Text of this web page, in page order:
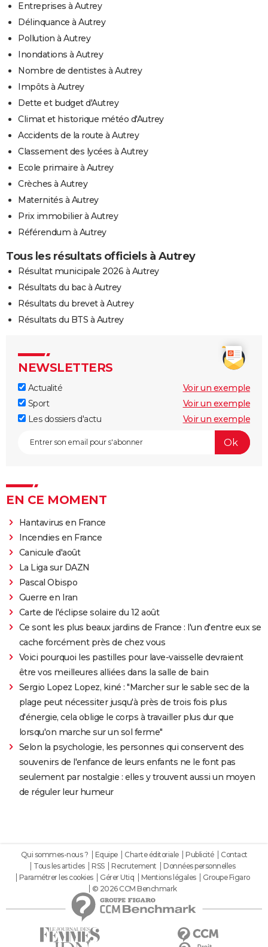
Entreprises à Autrey
Délinquance à Autrey
Pollution à Autrey
Inondations à Autrey
Nombre de dentistes à Autrey
Impôts à Autrey
Dette et budget d'Autrey
Climat et historique météo d'Autrey
Accidents de la route à Autrey
Classement des lycées à Autrey
Ecole primaire à Autrey
Crèches à Autrey
Maternités à Autrey
Prix immobilier à Autrey
Référendum à Autrey
Tous les résultats officiels à Autrey
Résultat municipale 2026 à Autrey
Résultats du bac à Autrey
Résultats du brevet à Autrey
Résultats du BTS à Autrey
NEWSLETTERS
Actualité
Voir un exemple
Sport
Voir un exemple
Les dossiers d'actu
Voir un exemple
EN CE MOMENT
Hantavirus en France
Incendies en France
Canicule d'août
La Liga sur DAZN
Pascal Obispo
Guerre en Iran
Carte de l'éclipse solaire du 12 août
Ce sont les plus beaux jardins de France : l'un d'entre eux se
cache forcément près de chez vous
Voici pourquoi les pastilles pour lave-vaisselle devraient
être vos meilleures alliées dans la salle de bain
Sergio Lopez Lopez, kiné : "Marcher sur le sable sec de la
plage peut nécessiter jusqu'à près de trois fois plus
d'énergie, cela oblige le corps à travailler plus dur que
lorsqu'on marche sur un sol ferme"
Selon la psychologie, les personnes qui conservent des
souvenirs de l'enfance de leurs enfants ne le font pas
seulement par nostalgie : elles y trouvent aussi un moyen
de réguler leur humeur
Qui sommes-nous ? Equipe Charte éditoriale Publicité
Contact
Tous les articles
RSS Recrutement
Données personnelles
Paramétrer les cookies
Gérer Utiq Mentions légales
Groupe Figaro
© 2026 CCM Benchmark